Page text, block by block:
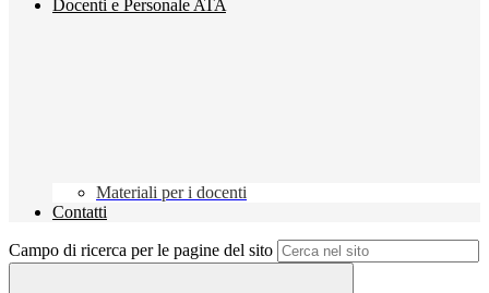
Docenti e Personale ATA
Materiali per i docenti
Contatti
Campo di ricerca per le pagine del sito